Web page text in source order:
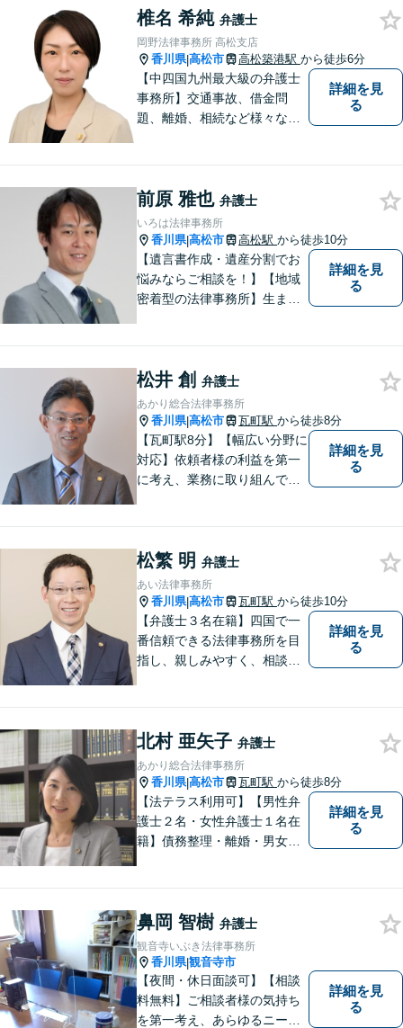
頂ける事件解決を目指して参
ります。【当日／夜間／休日
対応可】お気軽にご相談くだ
さい。
椎名 希純 弁護士
岡野法律事務所 高松支店
香川県|高松市 高松築港駅 から徒歩6分
【中四国九州最大級の弁護士
事務所】交通事故、借金問
題、離婚、相続など様々な問
い！
詳細を見
る
前原 雅也 弁護士
いろは法律事務所
香川県|高松市 高松駅 から徒歩10分
【遺言書作成・遺産分割でお
悩みならご相談を！】【地域
密着型の法律事務所】生まれ
に取り組んでいます。相談・
依頼しやすい環境づくりを徹
底しています！【ZOOM面談
対応可】
詳細を見
る
松井 創 弁護士
あかり総合法律事務所
香川県|高松市 瓦町駅 から徒歩8分
【瓦町駅8分】【幅広い分野に
対応】依頼者様の利益を第一
に考え、業務に取り組んでお
事件・交通事故・不動産問題
など幅広く対応。即日対応も
可能。まずはお気軽にご相談
ください。
詳細を見
る
松繁 明 弁護士
あい法律事務所
香川県|高松市 瓦町駅 から徒歩10分
【弁護士３名在籍】四国で一
番信頼できる法律事務所を目
指し、親しみやすく、相談し
詳細を見
る
北村 亜矢子 弁護士
あかり総合法律事務所
香川県|高松市 瓦町駅 から徒歩8分
【法テラス利用可】【男性弁
護士２名・女性弁護士１名在
籍】債務整理・離婚・男女問
明を心がけています。早期解
決のため、まずはお気軽にご
相談ください。
詳細を見
る
鼻岡 智樹 弁護士
観音寺いぶき法律事務所
香川県|観音寺市
【夜間・休日面談可】【相談
料無料】ご相談者様の気持ち
を第一考え、あらゆるニーズ
詳細を見
る